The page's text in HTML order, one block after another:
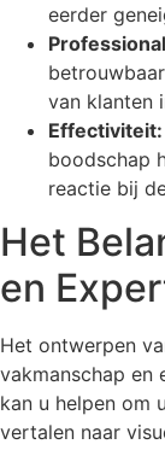
eerder
van klanten
Effectiviteit:
boodschap
reactie bij
Het
en
Het ontwerpen
vakmanschap en
kan u helpen om
vertalen naar